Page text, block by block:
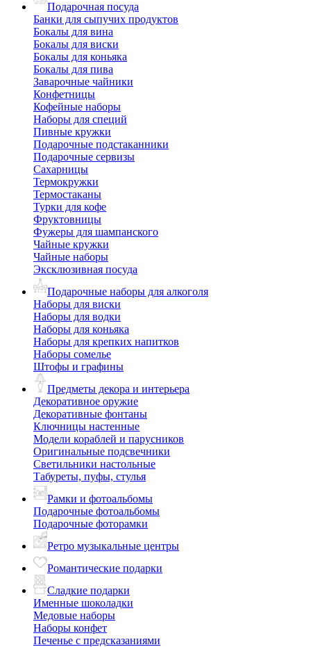
Подарочная посуда
Банки для сыпучих продуктов
Бокалы для вина
Бокалы для виски
Бокалы для коньяка
Бокалы для пива
Заварочные чайники
Конфетницы
Кофейные наборы
Наборы для специй
Пивные кружки
Подарочные подстаканники
Подарочные сервизы
Сахарницы
Термокружки
Термостаканы
Турки для кофе
Фруктовницы
Фужеры для шампанского
Чайные кружки
Чайные наборы
Эксклюзивная посуда
Подарочные наборы для алкоголя
Наборы для виски
Наборы для водки
Наборы для коньяка
Наборы для крепких напитков
Наборы сомелье
Штофы и графины
Предметы декора и интерьера
Декоративное оружие
Декоративные фонтаны
Ключницы настенные
Модели кораблей и парусников
Оригинальные подсвечники
Светильники настольные
Табуреты, пуфы, стулья
Рамки и фотоальбомы
Подарочные фотоальбомы
Подарочные фоторамки
Ретро музыкальные центры
Романтические подарки
Сладкие подарки
Именные шоколадки
Медовые наборы
Наборы конфет
Печенье с предсказаниями